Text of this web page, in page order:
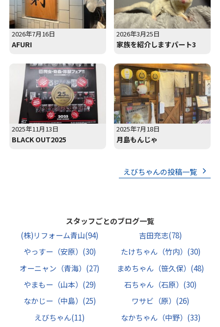
2026年7月16日
AFURI
2026年3月25日
家族を紹介しますパート3
2025年11月13日
BLACK OUT2025
2025年7月18日
月島もんじゃ
えびちゃんの投稿一覧
スタッフごとのブログ一覧
(株)リフォーム青山(94) 吉田充志(78)
やっすー（安原） (30) たけちゃん（竹内） (30)
オーニャン（青海） (27) まめちゃん（笹久保） (48)
やまもー（山本） (29) 石ちゃん（石原） (30)
なかじー（中島） (25) ワサビ（原） (26)
えびちゃん(11) なかちゃん（中野） (33)